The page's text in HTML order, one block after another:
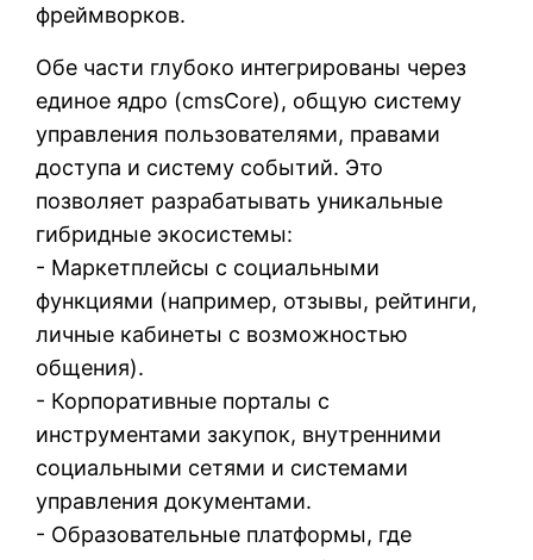
фреймворков.
Обе части глубоко интегрированы через
единое ядро (cmsCore), общую систему
управления пользователями, правами
доступа и систему событий. Это
позволяет разрабатывать уникальные
гибридные экосистемы:
- Маркетплейсы с социальными
функциями (например, отзывы, рейтинги,
личные кабинеты с возможностью
общения).
- Корпоративные порталы с
инструментами закупок, внутренними
социальными сетями и системами
управления документами.
- Образовательные платформы, где